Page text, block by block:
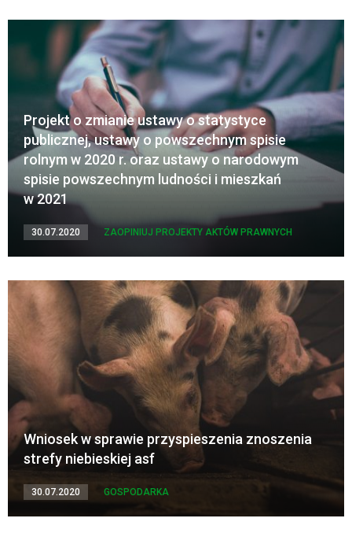
Projekt o zmianie ustawy o statystyce
publicznej, ustawy o powszechnym spisie
rolnym w 2020 r. oraz ustawy o narodowym
spisie powszechnym ludności i mieszkań
w 2021
30.07.2020 ZAOPINIUJ PROJEKTY AKTÓW PRAWNYCH
Wniosek w sprawie przyspieszenia znoszenia
strefy niebieskiej asf
30.07.2020 GOSPODARKA